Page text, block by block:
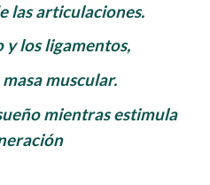
las articulaciones.
y los ligamentos,
muscular.
mientras estimula